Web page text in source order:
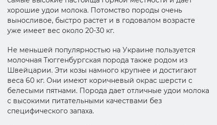
хорошие удои молока. Потомство породы очень
выносливое, быстро растет и в годовалом возрасте
уже имеет вес около 20-30 кг.
Не меньшей популярностью на Украине пользуется
молочная Тюггенбургская порода также родом из
Швейцарии. Эти козы намного крупнее и достигают
веса 60 кг. Они имеют коричневый окрас шерсти с
белесыми пятнами. Порода дает отличные удои молока
с высокими питательными качествами без
специфического запаха.